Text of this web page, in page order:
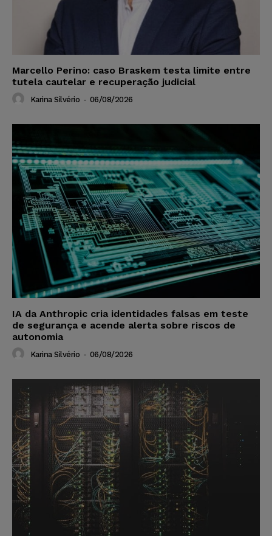
Marcello Perino: caso Braskem testa limite entre
tutela cautelar e recuperação judicial
Karina Silvério - 06/08/2026
IA da Anthropic cria identidades falsas em teste
de segurança e acende alerta sobre riscos de
autonomia
Karina Silvério - 06/08/2026